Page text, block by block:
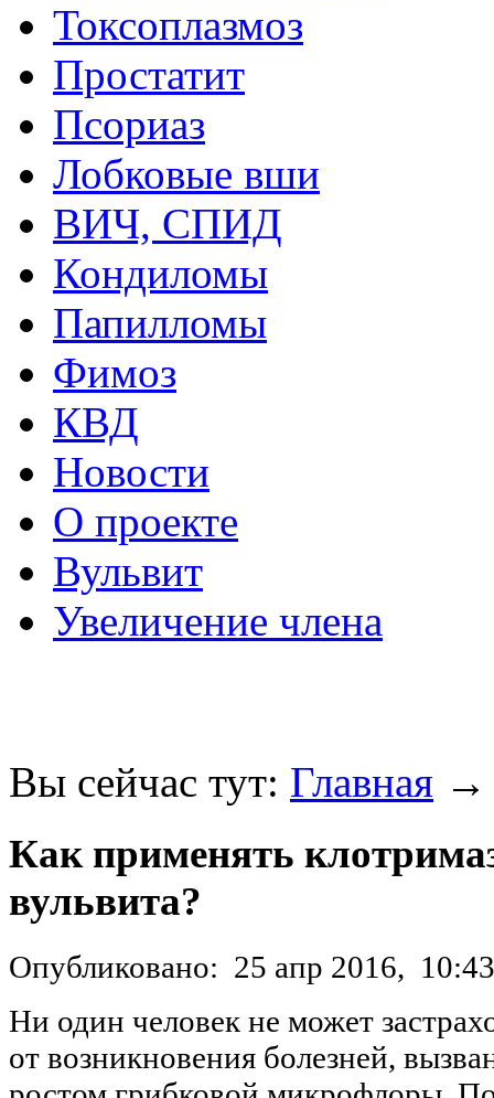
Токсоплазмоз
Простатит
Псориаз
Лобковые вши
ВИЧ, СПИД
Кондиломы
Папилломы
Фимоз
КВД
Новости
О проекте
Вульвит
Увеличение члена
Вы сейчас тут: Главная
Как применять
вульвита?
Опубликовано: 25 апр 2016, 10:43
Ни один человек не может
от возникновения болезней,